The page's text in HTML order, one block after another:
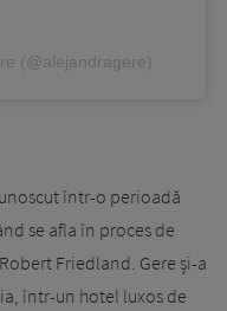
(@alejandragere)
într-o perioadă
se afla în proces de
Friedland. Gere și-a
într-un hotel luxos de